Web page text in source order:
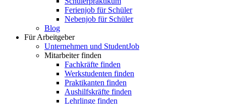
Ferienjob für Schüler
Nebenjob für Schüler
Blog
Für Arbeitgeber
Unternehmen und StudentJob
Mitarbeiter finden
Fachkräfte finden
Werkstudenten finden
Praktikanten finden
Aushilfskräfte finden
Lehrlinge finden